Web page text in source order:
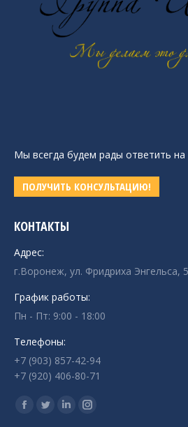
Мы всегда будем рады ответить
ПОЛУЧИТЬ КОНСУЛЬТАЦИЮ!
КОНТАКТЫ
Адрес:
г.Воронеж, ул. Фридриха Энгельса,
График работы:
Пн - Пт: 9:00 - 18:00
Телефоны:
+7 (903) 857-42-94
+7 (920) 406-80-71
Ищите нас:
Страница
Страница
СтраницаСтраница